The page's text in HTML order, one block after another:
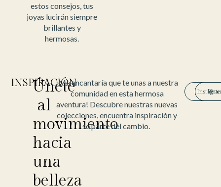
estos consejos, tus
joyas lucirán siempre
brillantes y
hermosas.
INSPIRACIÓN
Únete
al
movimiento
hacia
una
belleza
¡Me encantaría que te unas a nuestra
comunidad en esta hermosa
aventura! Descubre nuestras nuevas
colecciones, encuentra inspiración y
sé parte del cambio.